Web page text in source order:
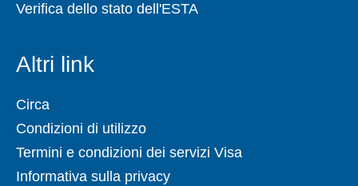
Verifica dello stato dell'ESTA
Altri link
Circa
Condizioni di utilizzo
Termini e condizioni dei servizi Visa
Informativa sulla privacy